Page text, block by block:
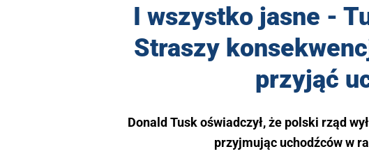
I wszystko jasne -
Straszy
przyjąć
Donald Tusk oświadczył, że polski rząd
przyjmując uchodźców w